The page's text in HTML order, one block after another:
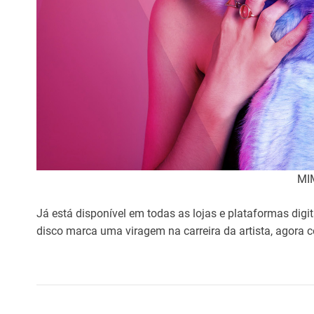
Já está disponível em todas as lojas e plataformas
disco marca uma viragem na carreira da artista, agora